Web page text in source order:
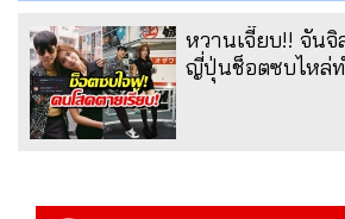
หวานเจี๊ยบ!! จันจิ
ญี่ปุ่นช็อตซบไหล่